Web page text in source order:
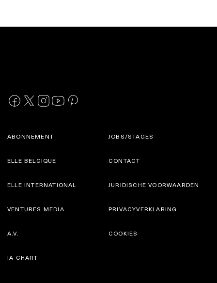
ABONNEMENT
ELLE BELGIQUE
JOBS/STAGES
CONTACT
ELLE INTERNATIONAL
VENTURES MEDIA
JURIDISCHE VOORWAARDEN
PRIVACYVERKLARING
A.V.
IA CHART
COOKIES